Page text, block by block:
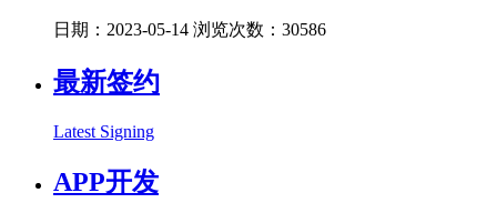
日期：2023-05-14 浏览次数：30586
最新签约
Latest Signing
APP开发